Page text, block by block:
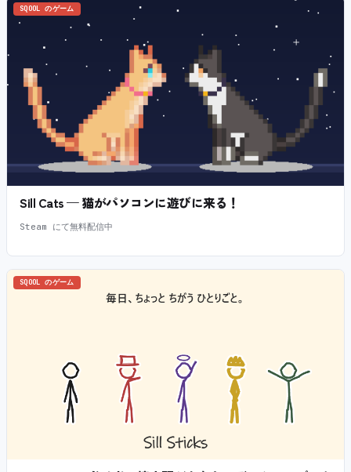
SQOOL のゲーム
Sill Cats — 猫がパソコンに遊びに来る！
Steam にて無料配信中
SQOOL のゲーム